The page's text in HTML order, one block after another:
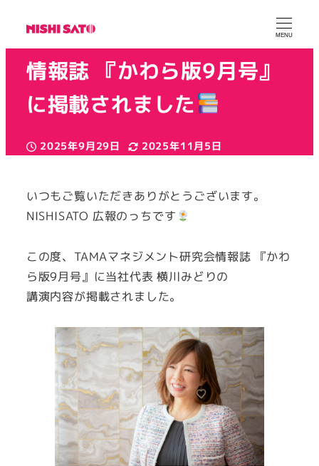
MENU
TAMAマネジメント研究会
情報誌 『かわら版9月号』
に掲載されました
投稿日
2025年9月29日
更新日
2025年11月5日
者
いつもご覧いただきありがとうございます。
NISHISATO 広報のっちです
この度、TAMAマネジメント研究会情報誌 『かわ
ら版9月号』に当社代表 横川みどりの
講演内容が掲載されました。